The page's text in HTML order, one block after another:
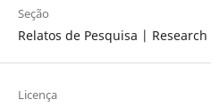
Seção
Relatos de Pesquisa |
Licença